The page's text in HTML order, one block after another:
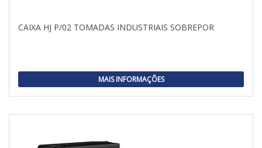
CAIXA HJ P/02 TOMADAS INDUSTRIAIS SOBREPOR
MAIS INFORMAÇÕES